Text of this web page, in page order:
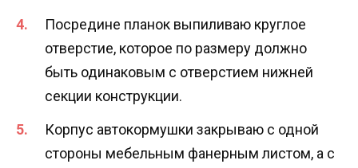
Посредине планок выпиливаю круглое
отверстие, которое по размеру должно
быть одинаковым с отверстием нижней
секции конструкции.
Корпус автокормушки закрываю с одной
стороны мебельным фанерным листом, а с